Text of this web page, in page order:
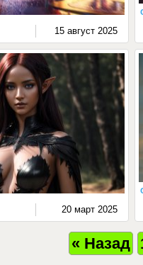
15 август 2025
20 март 2025
« Назад